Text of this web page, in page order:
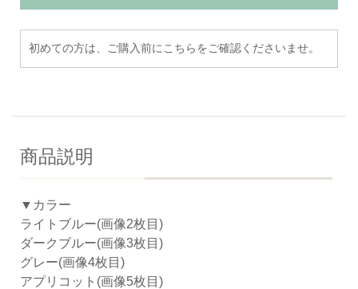
初めての方は、ご購入前にこちらをご確認くださいませ。
商品説明
▼カラー
ライトブルー(画像2枚目)
ダークブルー(画像3枚目)
グレー(画像4枚目)
アプリコット(画像5枚目)